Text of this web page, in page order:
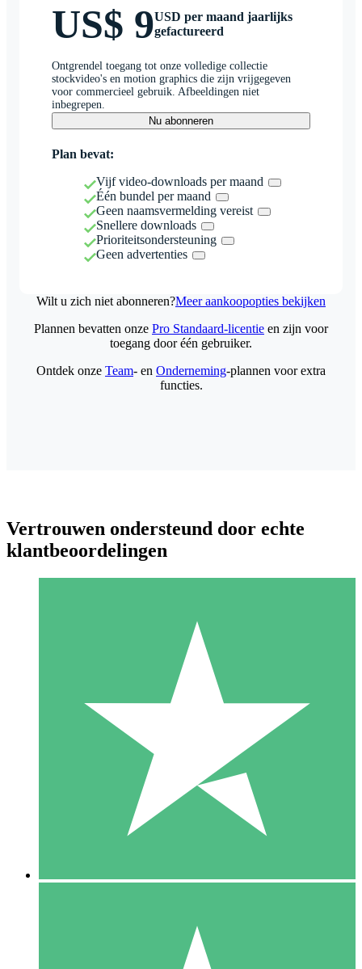
US$ 9USD per maand jaarlijks
gefactureerd
Ontgrendel toegang tot onze volledige collectie
stockvideo's en motion graphics die zijn vrijgegeven
voor commercieel gebruik. Afbeeldingen niet
inbegrepen.
Nu abonneren
Plan bevat:
Vijf video-downloads per maand
Één bundel per maand
Geen naamsvermelding vereist
Snellere downloads
Prioriteitsondersteuning
Geen advertenties
Wilt u zich niet abonneren?Meer aankoopopties bekijken
Individuele Creditpakketten
Betaal per gebruik met downloadtegoeden. Geen maandelijkse
1000
10 Downloaden
20 00
Plannen bevatten onze Pro Standaard-licentie en zijn voor
toegang door één gebruiker.
Ontdek onze Team- en Onderneming-plannen voor extra
functies.
Vertrouwen ondersteund door echte
klantbeoordelingen